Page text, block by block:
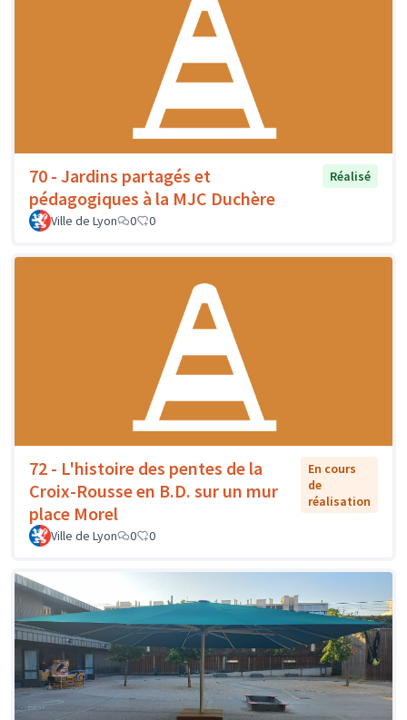
70 - Jardins partagés et
pédagogiques à la MJC Duchère
Réalisé
Ville de Lyon 0 0
72 - L'histoire des pentes de la
Croix-Rousse en B.D. sur un mur
place Morel
En cours
de
réalisation
Ville de Lyon 0 0